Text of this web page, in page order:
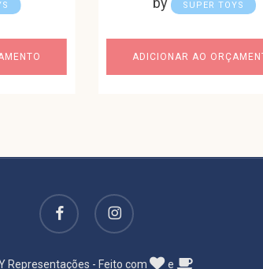
SUPER TOYS
ADICIONAR AO
facebook instagram
Representações - Feito com e